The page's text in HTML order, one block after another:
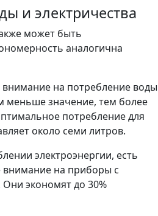
и электричества
может быть
аналогична
внимание на потребление воды
меньше значение, тем более
потребление для
около семи литров.
электроэнергии, есть
внимание на приборы с
экономят до 30%